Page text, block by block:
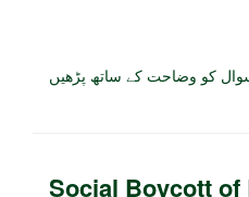
کو وضاحت کے ساتھ پڑھیں
Social Boycott of